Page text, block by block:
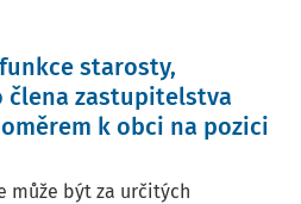
starosty,
zastupitelstva
k obci na pozici
může být za určitých